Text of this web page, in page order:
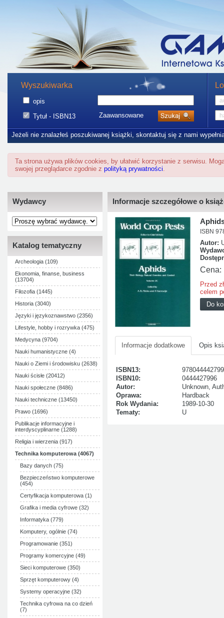
Wyszukiwarka
opis
Tytuł - ISBN13
Zaawansowane
Jeżeli nie znalazłeś poszukiwanej książki, skontaktuj się z nami
Ta strona używa plików cookies, by ułatwić korzystanie z serwisu.
swojej przeglądarce zgodnie z polityką prywatności.
Wydawcy
Katalog tematyczny
Archeologia (109)
Ekonomia, finanse, business
(13704)
Filozofia (1445)
Historia (3040)
Języki i językoznawstwo (2356)
Lifestyle, hobby i rozrywka (475)
Medycyna (9704)
Nauki humanistyczne (4)
Nauki o Ziemi i środowisku (2638)
Nauki ścisłe (20412)
Nauki społeczne (8486)
Nauki techniczne (13450)
Prawo (1696)
Publikacje informacyjne i
interdyscyplinarne (1288)
Religia i wierzenia (917)
Technika komputerowa (4067)
Bazy danych (75)
Bezpieczeństwo komputerowe
(454)
Certyfikacja komputerowa (1)
Grafika i media cyfrowe (32)
Informatyka (779)
Komputery, ogólnie (74)
Programowanie (351)
Programy komercyjne (49)
Sieci komputerowe (350)
Sprzęt komputerowy (4)
Systemy operacyjne (32)
Technika cyfrowa na co dzień
(7)
Informacje szczegółowe o
ISBN
Autor:
Cena:
Przed
celem
Informacje dodatkowe Opis
ISBN13:
ISBN10:
0444427996
Autor:
Unknown,
Oprawa:
Hardback
Rok Wydania:
1989-10-30
Tematy:
U